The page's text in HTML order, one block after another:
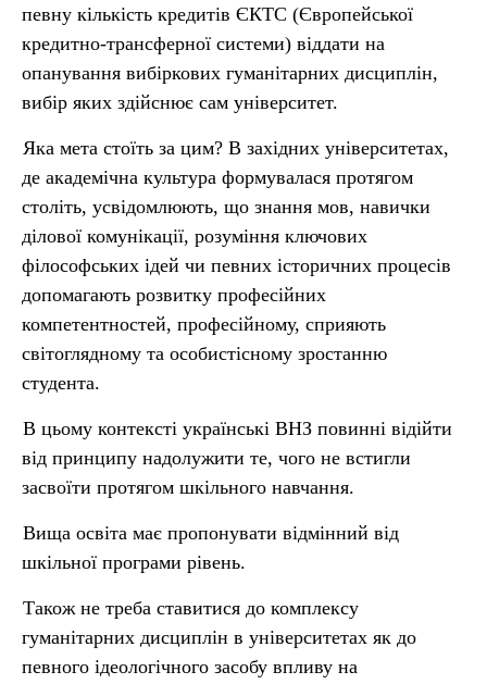
певну кількість кредитів ЄКТС (Європейської
кредитно-трансферної системи) віддати на
опанування вибіркових гуманітарних дисциплін,
вибір яких здійснює сам університет.
Яка мета стоїть за цим? В західних університетах,
де академічна культура формувалася протягом
століть, усвідомлюють, що знання мов, навички
ділової комунікації, розуміння ключових
філософських ідей чи певних історичних процесів
допомагають розвитку професійних
компетентностей, професійному, сприяють
світоглядному та особистісному зростанню
студента.
В цьому контексті українські ВНЗ повинні відійти
від принципу надолужити те, чого не встигли
засвоїти протягом шкільного навчання.
Вища освіта має пропонувати відмінний від
шкільної програми рівень.
Також не треба ставитися до комплексу
гуманітарних дисциплін в університетах як до
певного ідеологічного засобу впливу на